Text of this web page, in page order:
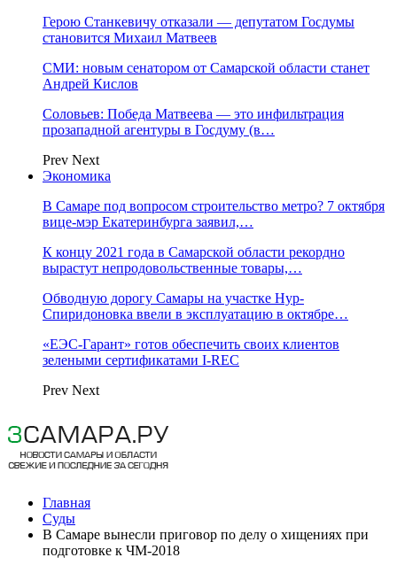
Герою Станкевичу отказали — депутатом Госдумы
становится Михаил Матвеев
СМИ: новым сенатором от Самарской области станет
Андрей Кислов
Соловьев: Победа Матвеева — это инфильтрация
прозападной агентуры в Госдуму (в…
Prev Next
Экономика
В Самаре под вопросом строительство метро? 7 октября
вице-мэр Екатеринбурга заявил,…
К концу 2021 года в Самарской области рекордно
вырастут непродовольственные товары,…
Обводную дорогу Самары на участке Нур-
Спиридоновка ввели в эксплуатацию в октябре…
«ЕЭС-Гарант» готов обеспечить своих клиентов
зелеными сертификатами I-REC
Prev Next
Главная
Суды
В Самаре вынесли приговор по делу о хищениях при
подготовке к ЧМ-2018